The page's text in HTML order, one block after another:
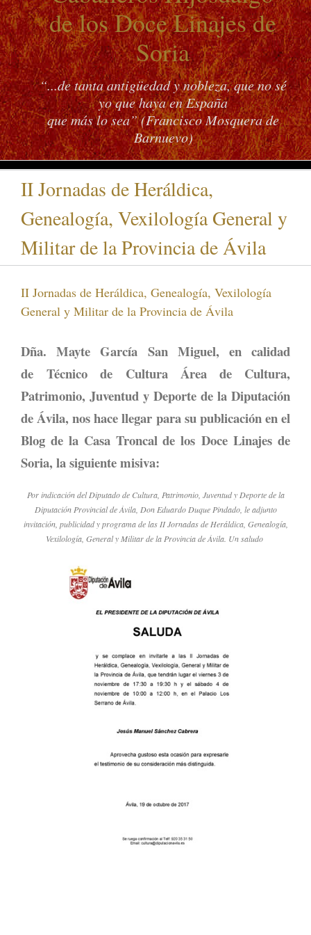
de los Doce Linajes de
Soria
“...de tanta antigüedad y nobleza, que no sé
yo que haya en España
que más lo sea” (Francisco Mosquera de
Barnuevo)
II Jornadas de Heráldica,
Genealogía, Vexilología General y
Militar de la Provincia de Ávila
II Jornadas de Heráldica, Genealogía, Vexilología
General y Militar de la Provincia de Ávila
Dña. Mayte García San Miguel, en calidad
de Técnico de Cultura Área de Cultura,
Patrimonio, Juventud y Deporte de la Diputación
de Ávila, nos hace llegar para su publicación en el
Blog de la Casa Troncal de los Doce Linajes de
Soria, la siguiente misiva:
Por indicación del Diputado de Cultura, Patrimonio, Juventud y Deporte de la
Diputación Provincial de Ávila, Don Eduardo Duque Pindado, le adjunto
invitación, publicidad y programa de las II Jornadas de Heráldica, Genealogía,
Vexilología, General y Militar de la Provincia de Ávila. Un saludo